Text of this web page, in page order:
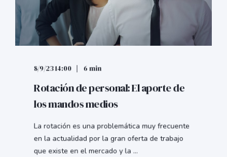
8/9/23 14:00 6 min
Rotación de personal: El aporte de
los mandos medios
La rotación es una problemática muy frecuente
en la actualidad por la gran oferta de trabajo
que existe en el mercado y la ...